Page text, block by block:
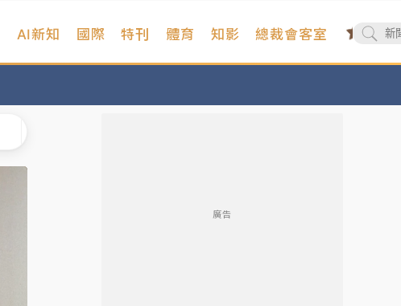
AI新知 國際 特刊 體育 知影 總裁會客室
廣告